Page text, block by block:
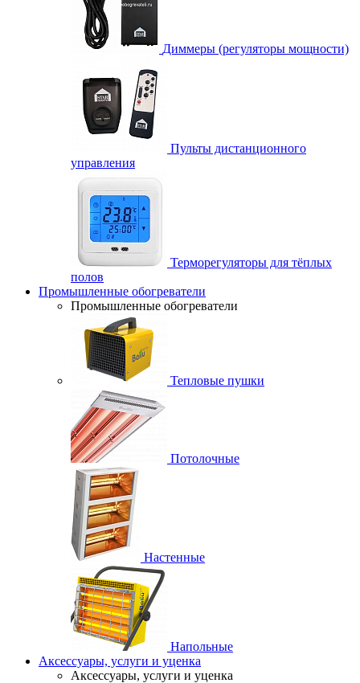
Диммеры (регуляторы мощности)
Пульты дистанционного
управления
Терморегуляторы для тёплых
полов
Промышленные обогреватели
Промышленные обогреватели
Тепловые пушки
Потолочные
Настенные
Напольные
Аксессуары, услуги и уценка
Аксессуары, услуги и уценка